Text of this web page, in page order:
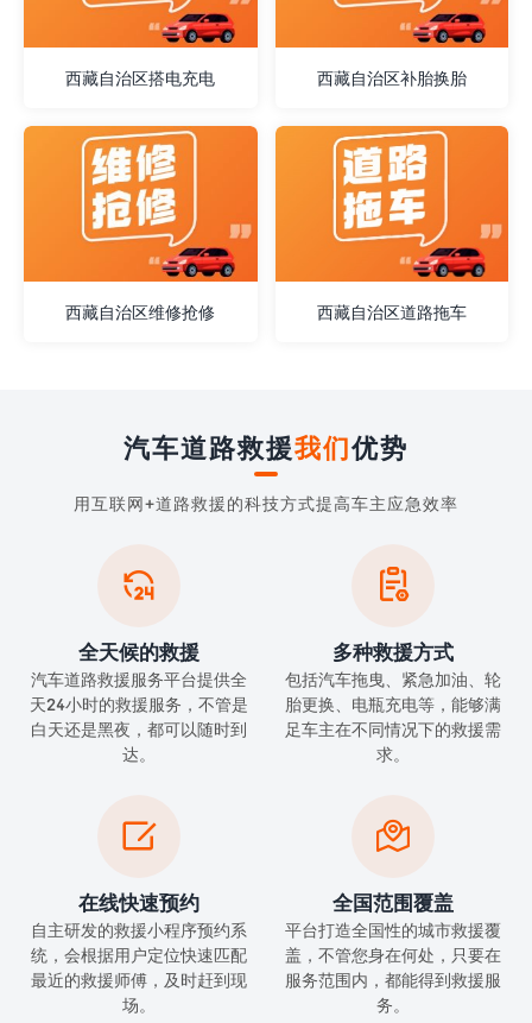
西藏自治区搭电充电 西藏自治区补胎换胎
西藏自治区维修抢修 西藏自治区道路拖车
汽车道路救援我们优势
用互联网+道路救援的科技方式提高车主应急效率

全天候的救援
汽车道路救援服务平台提供全
天24小时的救援服务，不管是
白天还是黑夜，都可以随时到
达。

多种救援方式
包括汽车拖曳、紧急加油、轮
胎更换、电瓶充电等，能够满
足车主在不同情况下的救援需
求。

在线快速预约
自主研发的救援小程序预约系
统，会根据用户定位快速匹配
最近的救援师傅，及时赶到现
场。

全国范围覆盖
平台打造全国性的城市救援覆
盖，不管您身在何处，只要在
服务范围内，都能得到救援服
务。